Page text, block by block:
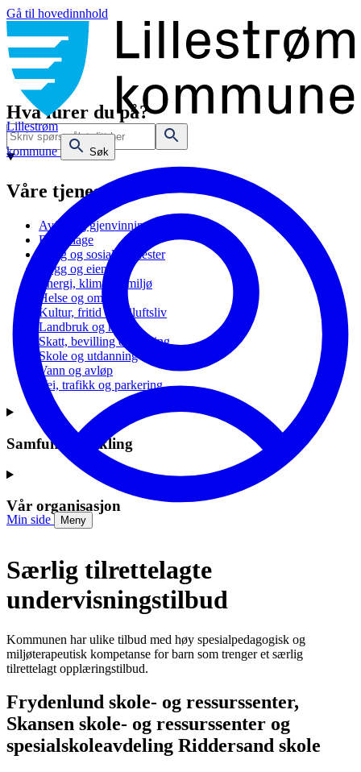
Gå til hovedinnhold
Lillestrøm
kommune
Søk
Min side Meny
Hva lurer du på?
Våre tjenester
Avfall og gjenvinning
Barnehage
Bolig og sosiale tjenester
Bygg og eiendom
Energi, klima og miljø
Helse og omsorg
Kultur, fritid og friluftsliv
Landbruk og natur
Skatt, bevilling og næring
Skole og utdanning
Vann og avløp
Vei, trafikk og parkering
Samfunnsutvikling
Vår organisasjon
Særlig tilrettelagte
undervisningstilbud
Kommunen har ulike tilbud med høy spesialpedagogisk og
miljøterapeutisk kompetanse for barn som trenger et særlig
tilrettelagt opplæringstilbud.
Frydenlund skole- og ressurssenter,
Skansen skole- og ressurssenter og
spesialskoleavdeling Riddersand skole